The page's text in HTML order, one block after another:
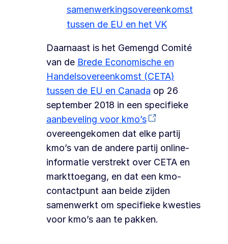
samenwerkingsovereenkomst
tussen de EU en het VK
Daarnaast is het Gemengd Comité
van de Brede Economische en
Handelsovereenkomst (CETA)
tussen de EU en Canada op 26
september 2018 in een specifieke
aanbeveling voor kmo’s
overeengekomen dat elke partij
kmo’s van de andere partij online-
informatie verstrekt over CETA en
markttoegang, en dat een kmo-
contactpunt aan beide zijden
samenwerkt om specifieke kwesties
voor kmo’s aan te pakken.